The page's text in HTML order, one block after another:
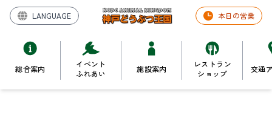
LANGUAGE 本日の営業
総合案内
イベント
ふれあい
施設案内
レストラン
ショップ
交通